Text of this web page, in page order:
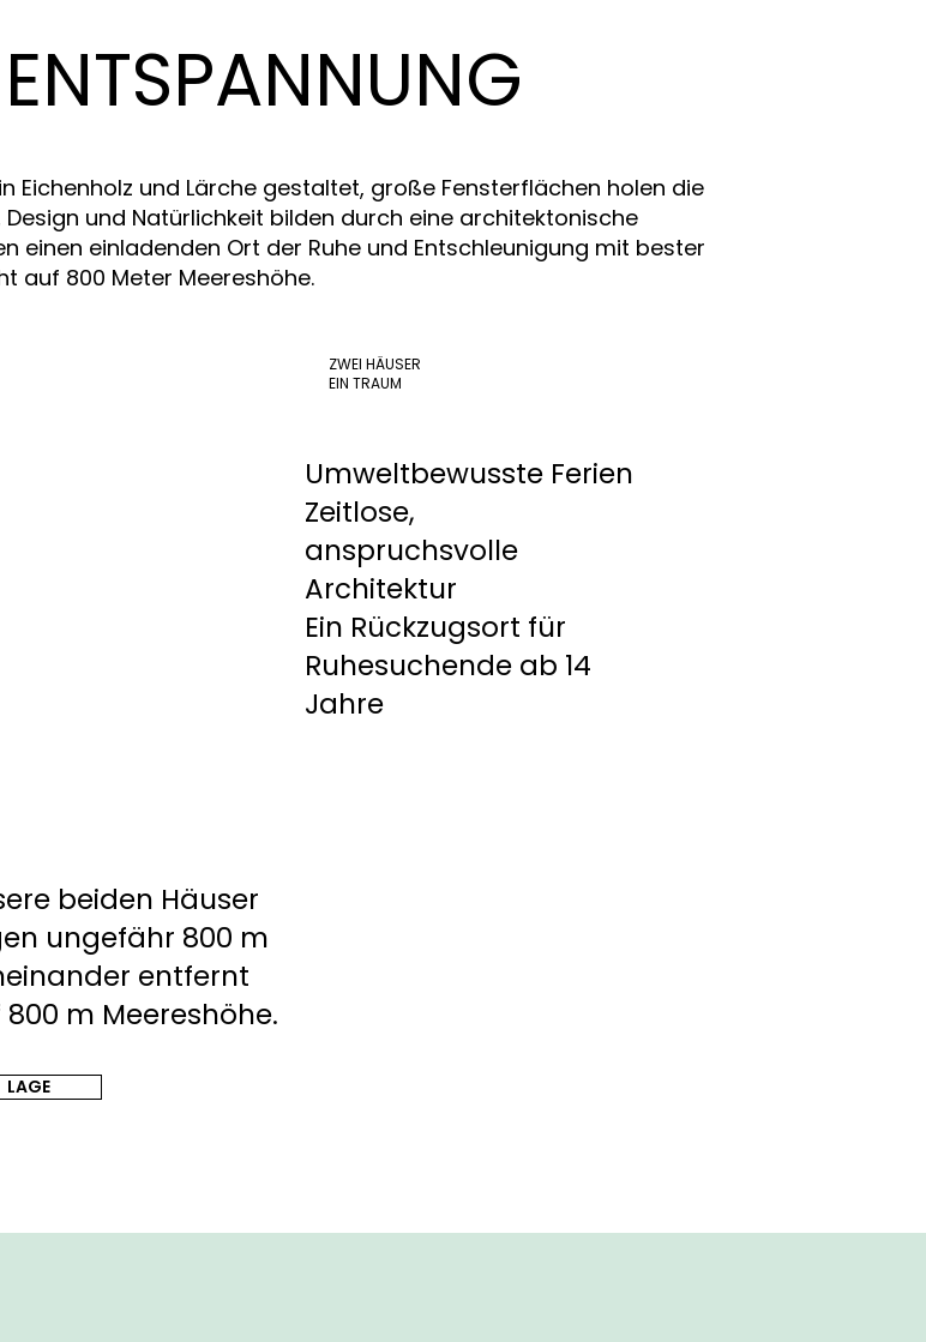
Eichenholz und Lärche gestaltet, große Fensterflächen holen die
und Natürlichkeit bilden durch eine architektonische
einen einladenden Ort der Ruhe und Entschleunigung mit bester
auf 800 Meter Meereshöhe.
ZWEI HÄUSER
EIN TRAUM
Umweltbewusste Ferien
Zeitlose,
anspruchsvolle
Architektur
Ein Rückzugsort für
Ruhesuchende ab 14
Jahre
beiden Häuser
ungefähr 800 m
entfernt
m Meereshöhe.
LAGE